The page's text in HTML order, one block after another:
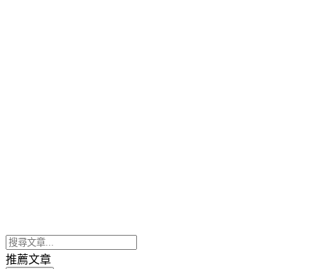
推薦文章